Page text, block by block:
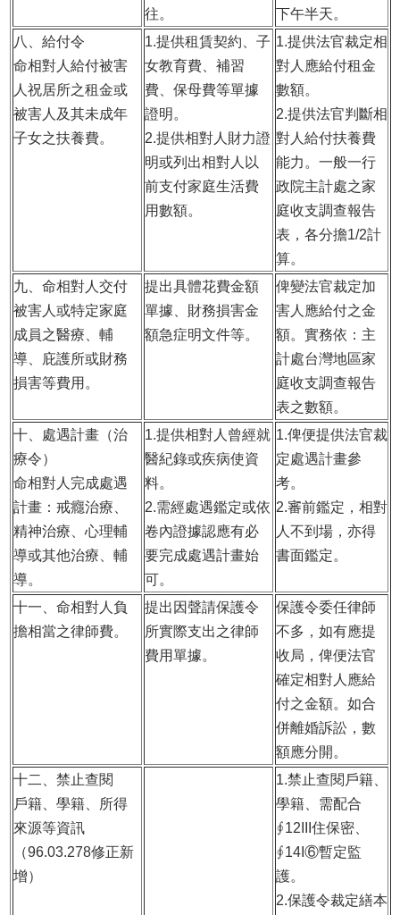
往。
下午半天。
八、給付令
命相對人給付被害
人祝居所之租金或
被害人及其未成年
子女之扶養費。
1.提供租賃契約、子
女教育費、補習
費、保母費等單據
證明。
2.提供相對人財力證
明或列出相對人以
前支付家庭生活費
用數額。
1.提供法官裁定相
對人應給付租金
數額。
2.提供法官判斷相
對人給付扶養費
能力。一般一行
政院主計處之家
庭收支調查報告
表，各分擔1/2計
算。
九、命相對人交付
被害人或特定家庭
成員之醫療、輔
導、庇護所或財務
損害等費用。
提出具體花費金額
單據、財務損害金
額急症明文件等。
俾變法官裁定加
害人應給付之金
額。實務依：主
計處台灣地區家
庭收支調查報告
表之數額。
十、處遇計畫（治
療令）
命相對人完成處遇
計畫：戒癮治療、
精神治療、心理輔
導或其他治療、輔
導。
1.提供相對人曾經就
醫紀錄或疾病使資
料。
2.需經處遇鑑定或依
卷內證據認應有必
要完成處遇計畫始
可。
1.俾便提供法官裁
定處遇計畫參
考。
2.審前鑑定，相對
人不到場，亦得
書面鑑定。
十一、命相對人負
擔相當之律師費。
提出因聲請保護令
所實際支出之律師
費用單據。
保護令委任律師
不多，如有應提
收局，俾便法官
確定相對人應給
付之金額。如合
併離婚訴訟，數
額應分開。
十二、禁止查閱
戶籍、學籍、所得
來源等資訊
（96.03.278修正新
增）
1.禁止查閱戶籍、
學籍、需配合
∮12III住保密、
∮14I⑥暫定監
護。
2.保護令裁定繕本